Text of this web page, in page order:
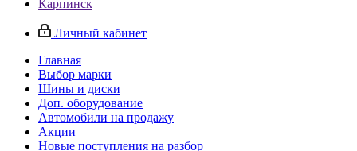
Карпинск
Личный кабинет
Главная
Выбор марки
Шины и диски
Доп. оборудование
Автомобили на продажу
Акции
Новые поступления на разбор